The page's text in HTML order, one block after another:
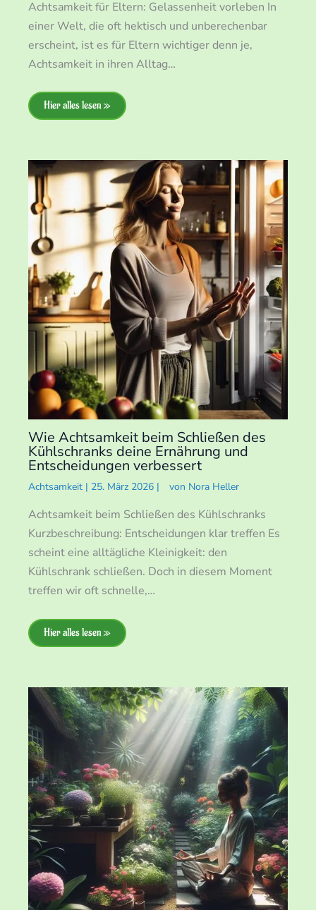
Achtsamkeit für Eltern: Gelassenheit vorleben In
einer Welt, die oft hektisch und unberechenbar
erscheint, ist es für Eltern wichtiger denn je,
Achtsamkeit in ihren Alltag…
Hier alles lesen »
Wie Achtsamkeit beim Schließen des
Kühlschranks deine Ernährung und
Entscheidungen verbessert
Achtsamkeit | 25. März 2026 | von Nora Heller
Achtsamkeit beim Schließen des Kühlschranks
Kurzbeschreibung: Entscheidungen klar treffen Es
scheint eine alltägliche Kleinigkeit: den
Kühlschrank schließen. Doch in diesem Moment
treffen wir oft schnelle,…
Hier alles lesen »